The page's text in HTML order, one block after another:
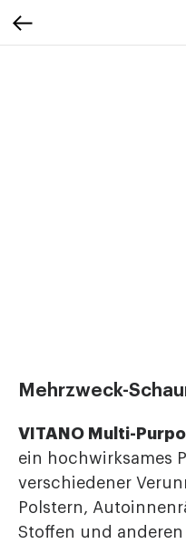
Mehrzweck-
VITANO Multi-
ein hochwirksames
verschiedener
Polstern,
Stoffen und